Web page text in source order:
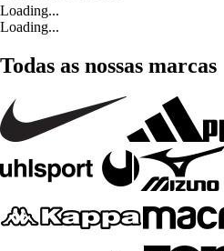
Loading...
Loading...
Todas as nossas marcas